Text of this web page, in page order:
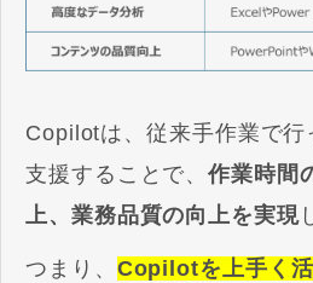
Copilotは、従来手作業で
支援することで、作業時間
上、業務品質の向上を実現
つまり、 Copilotを上手く